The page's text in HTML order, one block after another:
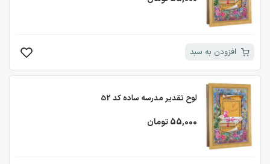
افزودن به سبد
لوح تقدیر مدرسه ساده کد 52
55,000 تومان